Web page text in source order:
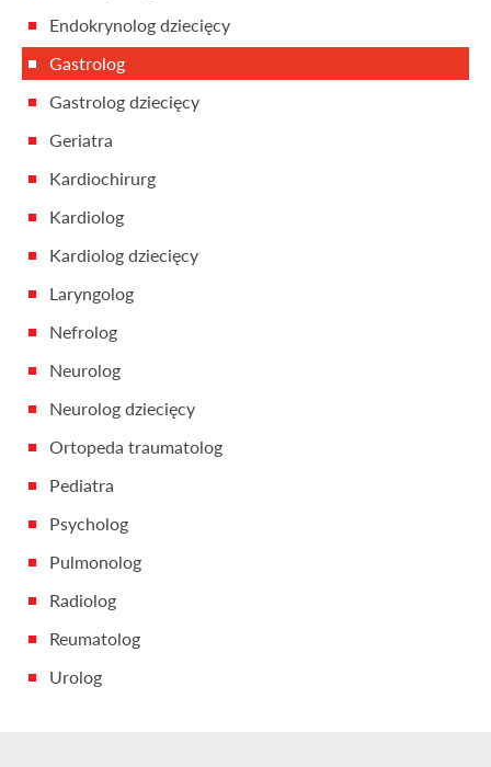
Endokrynolog dziecięcy
Gastrolog
Gastrolog dziecięcy
Geriatra
Kardiochirurg
Kardiolog
Kardiolog dziecięcy
Laryngolog
Nefrolog
Neurolog
Neurolog dziecięcy
Ortopeda traumatolog
Pediatra
Psycholog
Pulmonolog
Radiolog
Reumatolog
Urolog